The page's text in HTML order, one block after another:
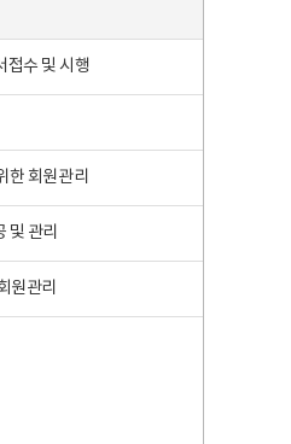
접수 및 시행
한 회원관리
및 관리
원관리